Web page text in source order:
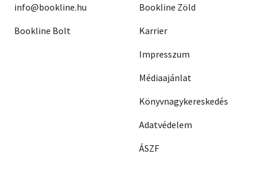
info@bookline.hu
Bookline Bolt
Bookline Zöld
Karrier
Impresszum
Médiaajánlat
Könyvnagykereskedés
Adatvédelem
ÁSZF